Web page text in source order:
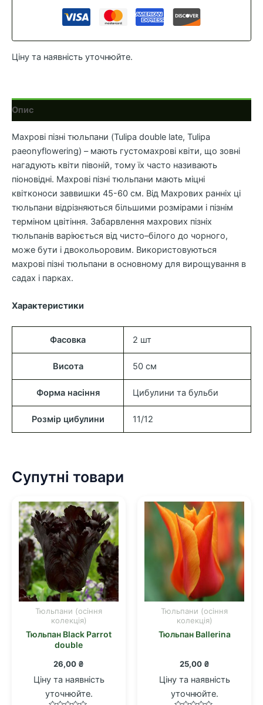
Ціну та наявність уточнюйте.
Опис
Махрові пізні тюльпани (Tulipa double late, Tulipa
paeonyflowering) – мають густомахрові квіти, що зовні
нагадують квіти півоній, тому їх часто називають
піоновідні. Махрові пізні тюльпани мають міцні
квітконоси заввишки 45-60 см. Від Махрових ранніх ці
тюльпани відрізняються більшими розмірами і пізнім
терміном цвітіння. Забарвлення махрових пізніх
тюльпанів варіюється від чисто–білого до чорного,
може бути і двокольоровим. Використовуються
махрові пізні тюльпани в основному для вирощування в
садах і парках.
Характеристики
Фасовка 2 шт
Висота 50 см
Форма насіння Цибулини та бульби
Розмір цибулини 11/12
Супутні товари
Тюльпани (осіння
колекція)
Тюльпан Black Parrot
double
26,00 ₴
Ціну та наявність
уточнюйте.
Тюльпани (осіння
колекція)
Тюльпан Ballerina
25,00 ₴
Ціну та наявність
уточнюйте.